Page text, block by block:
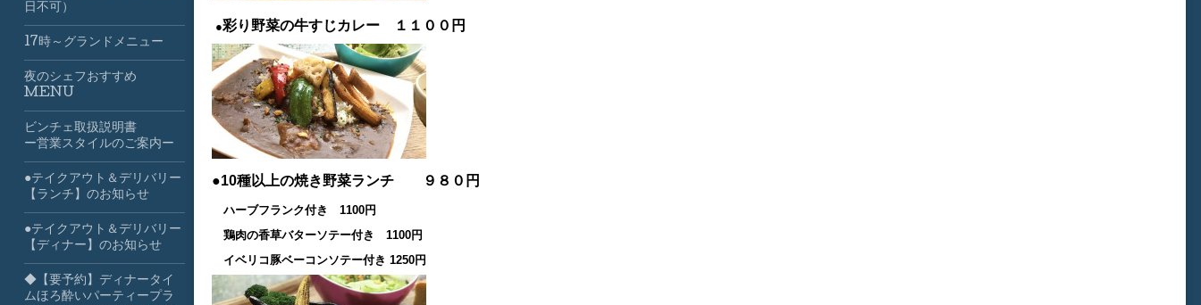
●彩り野菜の牛すじカレー １１００円
●10種以上の焼き野菜ランチ ９８０円
ハーブフランク付き 1100円
鶏肉の香草バターソテー付き 1100円
イベリコ豚ベーコンソテー付き 1250円
日不可）
17時～グランドメニュー
夜のシェフおすすめ
MENU
ビンチェ取扱説明書
ー営業スタイルのご案内ー
●テイクアウト＆デリバリー
【ランチ】のお知らせ
●テイクアウト＆デリバリー
【ディナー】のお知らせ
◆【要予約】ディナータイ
ムほろ酔いパーティープラ